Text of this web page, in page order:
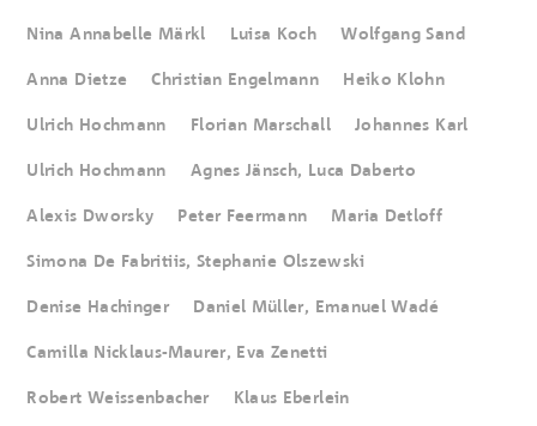
Nina Annabelle Märkl Luisa Koch Wolfgang Sand
Anna Dietze Christian Engelmann Heiko Klohn
Ulrich Hochmann Florian Marschall Johannes Karl
Ulrich Hochmann Agnes Jänsch, Luca Daberto
Alexis Dworsky Peter Feermann Maria Detloff
Simona De Fabritiis, Stephanie Olszewski
Denise Hachinger Daniel Müller, Emanuel Wadé
Camilla Nicklaus-Maurer, Eva Zenetti
Robert Weissenbacher Klaus Eberlein